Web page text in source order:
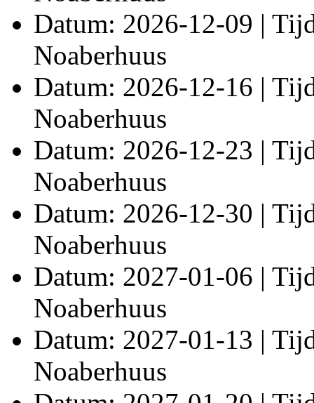
Datum: 2026-12-09 |
Noaberhuus
Datum: 2026-12-16 |
Noaberhuus
Datum: 2026-12-23 |
Noaberhuus
Datum: 2026-12-30 |
Noaberhuus
Datum: 2027-01-06 |
Noaberhuus
Datum: 2027-01-13 |
Noaberhuus